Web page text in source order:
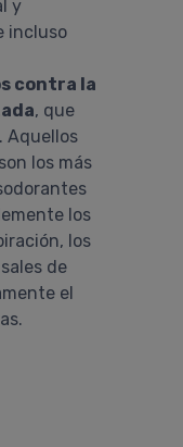
y
incluso
contra la
, que
. Aquellos
los más
los
los
de
el